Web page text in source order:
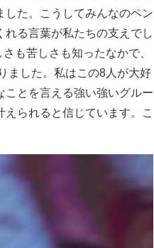
た。こうしてみんなのペン
る言葉が私たちの支えでし
も苦しさも知ったなかで、
ました。私はこの8人が大好
ことを言える強い強いグルー
られると信じています。こ